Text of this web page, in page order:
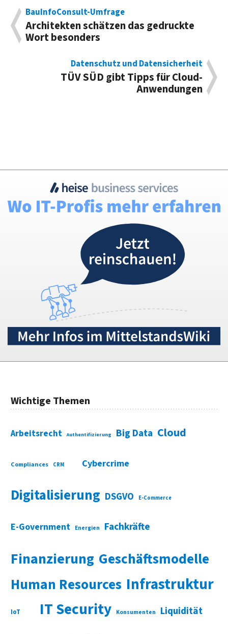
BauInfoConsult-Umfrage
Architekten schätzen das gedruckte
Wort besonders
Datenschutz und Datensicherheit
TÜV SÜD gibt Tipps für Cloud-
Anwendungen
Wichtige Themen
Arbeitsrecht Authentifizierung Big Data Cloud
Compliances CRM Cybercrime
Digitalisierung DSGVO E-Commerce
E-Government Energien Fachkräfte
Finanzierung Geschäftsmodelle
Human Resources Infrastruktur
IoT IT Security Konsumenten Liquidität